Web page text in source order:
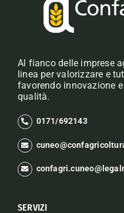
Al fianco delle imprese
linea per valorizzare e
favorendo innovazione
qualità.
0171/692143
SERVIZI